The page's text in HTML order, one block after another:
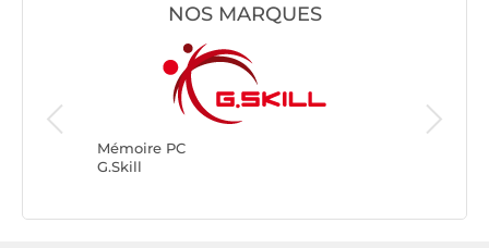
NOS MARQUES
Mémoire PC
G.Skill
Kingston